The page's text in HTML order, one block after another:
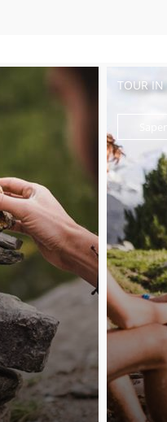
TOUR IN